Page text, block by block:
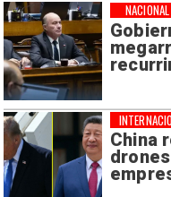
NACIONAL
China
drones